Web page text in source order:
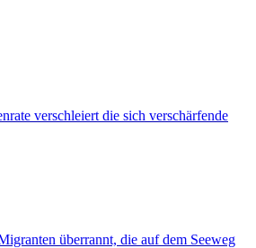
verschleiert die sich verschärfende
überrannt, die auf dem Seeweg